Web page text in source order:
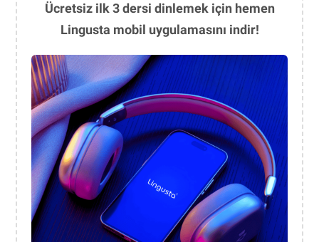
Ücretsiz ilk 3 dersi dinlemek için hemen
Lingusta mobil uygulamasını indir!